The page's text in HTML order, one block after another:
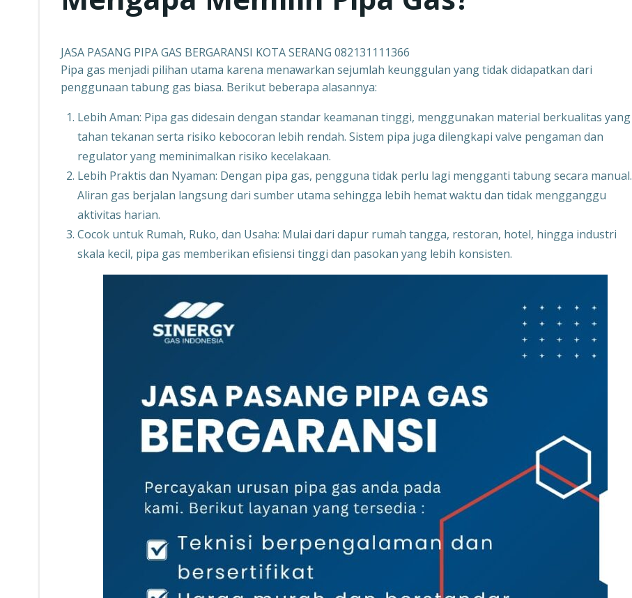
JASA PASANG PIPA GAS BERGARANSI KOTA SERANG 082131111366
Pipa gas menjadi pilihan utama karena menawarkan sejumlah keunggulan yang tidak didapatkan dari
penggunaan tabung gas biasa. Berikut beberapa alasannya:
Lebih Aman: Pipa gas didesain dengan standar keamanan tinggi, menggunakan material berkualitas yang
tahan tekanan serta risiko kebocoran lebih rendah. Sistem pipa juga dilengkapi valve pengaman dan
regulator yang meminimalkan risiko kecelakaan.
Lebih Praktis dan Nyaman: Dengan pipa gas, pengguna tidak perlu lagi mengganti tabung secara manual.
Aliran gas berjalan langsung dari sumber utama sehingga lebih hemat waktu dan tidak mengganggu
aktivitas harian.
Cocok untuk Rumah, Ruko, dan Usaha: Mulai dari dapur rumah tangga, restoran, hotel, hingga industri
skala kecil, pipa gas memberikan efisiensi tinggi dan pasokan yang lebih konsisten.